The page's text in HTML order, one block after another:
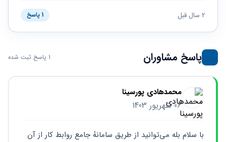
طلاق
حقوقی
خانواده
حقوقی
کسب
و کار
سئو و
سایت
شرکت2 سال قبل 1 پاسخ
پاسخ مشاوران 1 پاسخ ثبت شده
محمدهادی پورسینا
06 شهریور 1403